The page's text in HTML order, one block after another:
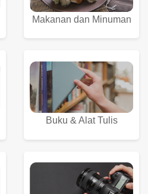
Makanan dan Minuman
Buku & Alat Tulis